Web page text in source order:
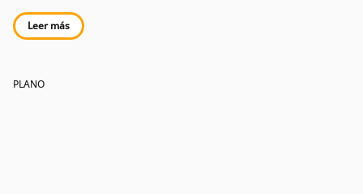
Leer más
PLANO